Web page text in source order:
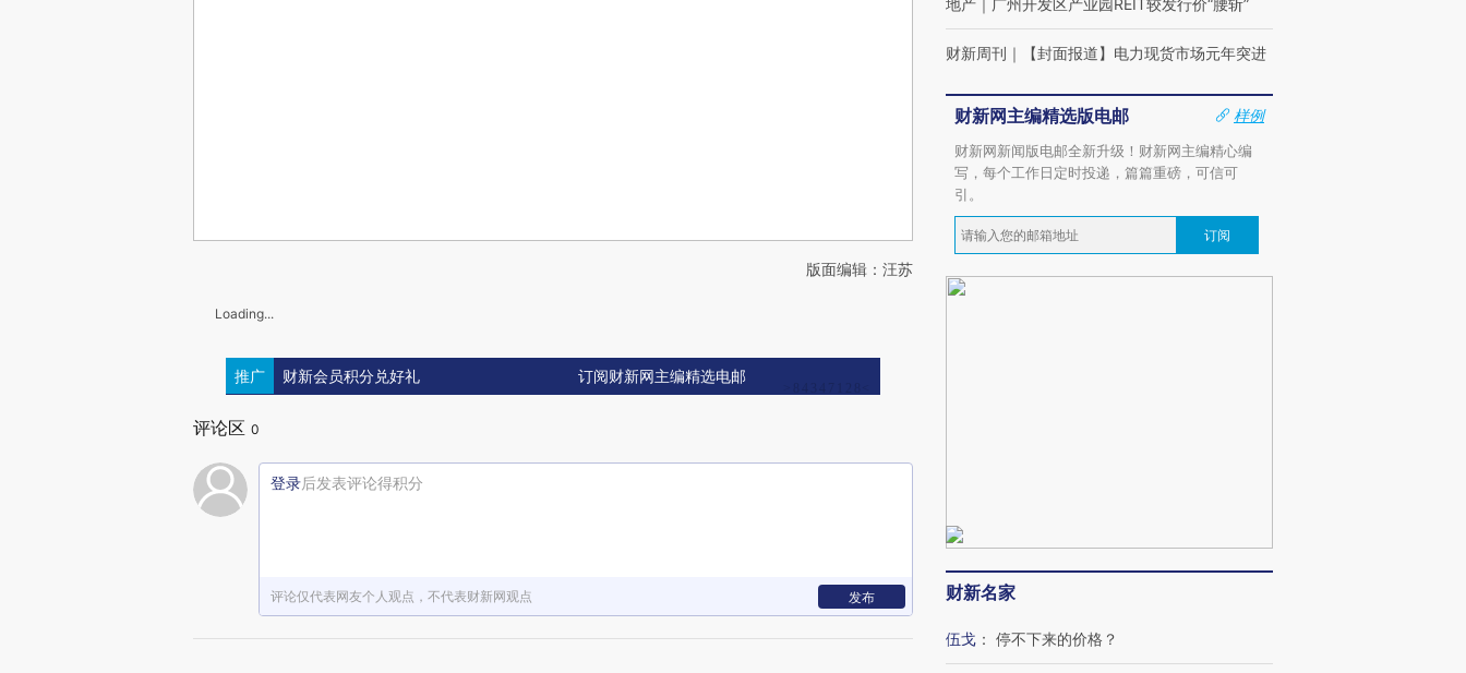
版面编辑：汪苏
Loading...
推广 财新会员积分兑好礼 订阅财新网主编精选电邮
评论区 0
登录后发表评论得积分
评论仅代表网友个人观点，不代表财新网观点 发布
地产 ｜ 广州开发区产业园REIT较发行价“腰斩”
财新周刊 ｜ 【封面报道】电力现货市场元年突进
财新网主编精选版电邮
样例
财新网新闻版电邮全新升级！财新网主编精心编
写，每个工作日定时投递，篇篇重磅，可信可
引。
订阅
财新名家
伍戈 ： 停不下来的价格？